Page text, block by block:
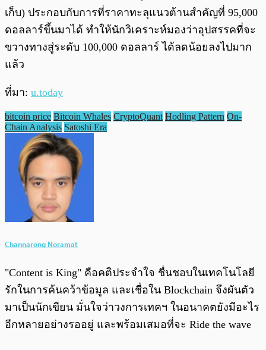
เก็บ) ประกอบกับการที่ราคาทะลุแนวต้านสำคัญที่ 95,000
ดอลลาร์ขึ้นมาได้ ทำให้นักวิเคราะห์มองว่าอุปสรรคที่จะ
ขวางทางสู่ระดับ 100,000 ดอลลาร์ ได้ลดน้อยลงไปมาก
แล้ว
ที่มา: u.today
bitcoin price Bitcoin Whales CryptoQuant Hodling Pattern On-
Chain Analysis Satoshi Era
Channarong Noramat
"Content is King" คือคติประจำใจ ชื่นชอบในเทคโนโลยี
รักในการค้นคว้าข้อมูล และเชื่อใน Blockchain จึงผันตัว
มาเป็นนักเขียน มั่นใจว่าวงการเทคฯ ในอนาคตยังมีอะไร
อีกหลายอย่างรออยู่ และพร้อมเสมอที่จะ Ride the wave